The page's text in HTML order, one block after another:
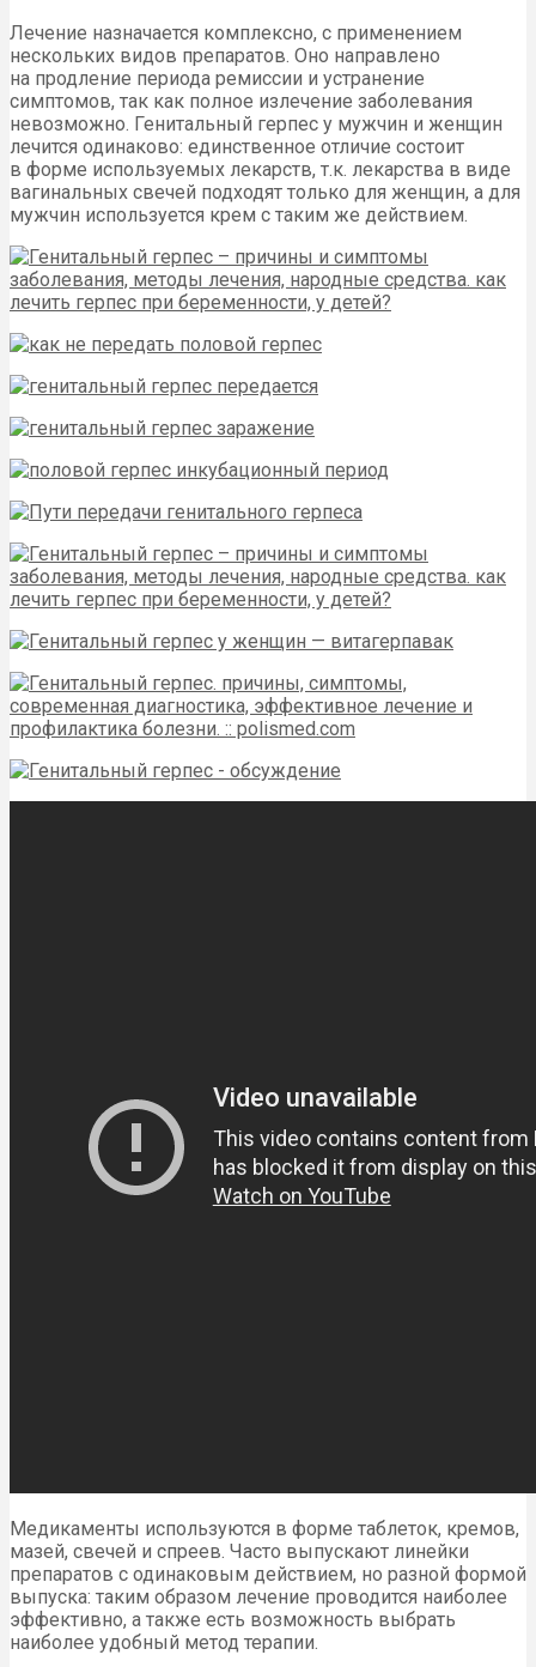
Лечение назначается комплексно, с применением
нескольких видов препаратов. Оно направлено
на продление периода ремиссии и устранение
симптомов, так как полное излечение заболевания
невозможно. Генитальный герпес у мужчин и женщин
лечится одинаково: единственное отличие состоит
в форме используемых лекарств, т.к. лекарства в виде
вагинальных свечей подходят только для женщин, а для
мужчин используется крем с таким же действием.
Медикаменты используются в форме таблеток, кремов,
мазей, свечей и спреев. Часто выпускают линейки
препаратов с одинаковым действием, но разной формой
выпуска: таким образом лечение проводится наиболее
эффективно, а также есть возможность выбрать
наиболее удобный метод терапии.